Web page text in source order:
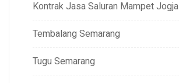
Kontrak Jasa Saluran Mampet Jogja
Tembalang Semarang
Tugu Semarang